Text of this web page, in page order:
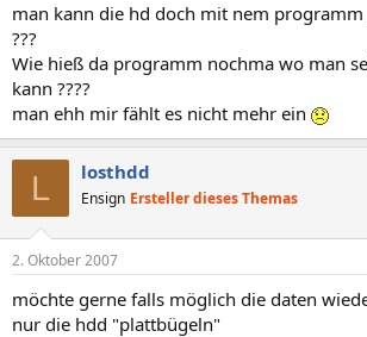
man kann die hd doch mit nem
???
Wie hieß da programm nochma wo man
kann ????
man ehh mir fählt es nicht mehr ein
L losthdd
Ensign Ersteller dieses Themas
2. Oktober 2007
möchte gerne falls möglich die daten
nur die hdd "plattbügeln"